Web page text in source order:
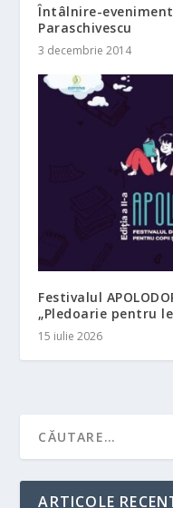
Întâlnire-
Paraschivescu
3 decembrie 2014
Festivalul
„Pledoarie pentru
15 iulie 2026
ARTICOLE